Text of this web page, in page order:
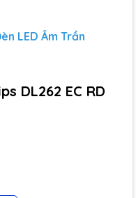
LED Âm Trần
DL262 EC RD
thống 12W – 15W.